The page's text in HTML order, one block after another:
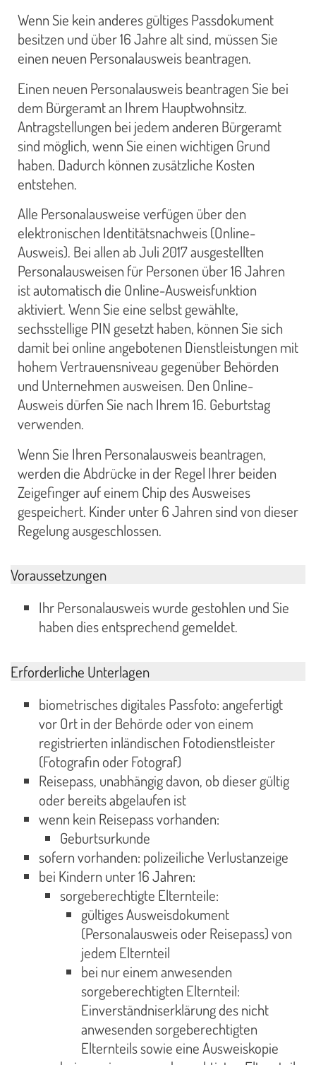
Wenn Sie kein anderes gültiges Passdokument
besitzen und über 16 Jahre alt sind, müssen Sie
einen neuen Personalausweis beantragen.
Einen neuen Personalausweis beantragen Sie bei
dem Bürgeramt an Ihrem Hauptwohnsitz.
Antragstellungen bei jedem anderen Bürgeramt
sind möglich, wenn Sie einen wichtigen Grund
haben. Dadurch können zusätzliche Kosten
entstehen.
Alle Personalausweise verfügen über den
elektronischen Identitätsnachweis (Online-
Ausweis). Bei allen ab Juli 2017 ausgestellten
Personalausweisen für Personen über 16 Jahren
ist automatisch die Online-Ausweisfunktion
aktiviert. Wenn Sie eine selbst gewählte,
sechsstellige PIN gesetzt haben, können Sie sich
damit bei online angebotenen Dienstleistungen mit
hohem Vertrauensniveau gegenüber Behörden
und Unternehmen ausweisen. Den Online-
Ausweis dürfen Sie nach Ihrem 16. Geburtstag
verwenden.
Wenn Sie Ihren Personalausweis beantragen,
werden die Abdrücke in der Regel Ihrer beiden
Zeigefinger auf einem Chip des Ausweises
gespeichert. Kinder unter 6 Jahren sind von dieser
Regelung ausgeschlossen.
Voraussetzungen
Ihr Personalausweis wurde gestohlen und Sie
haben dies entsprechend gemeldet.
Erforderliche Unterlagen
biometrisches digitales Passfoto: angefertigt
vor Ort in der Behörde oder von einem
registrierten inländischen Fotodienstleister
(Fotografin oder Fotograf)
Reisepass, unabhängig davon, ob dieser gültig
oder bereits abgelaufen ist
wenn kein Reisepass vorhanden:
Geburtsurkunde
sofern vorhanden: polizeiliche Verlustanzeige
bei Kindern unter 16 Jahren:
sorgeberechtigte Elternteile:
gültiges Ausweisdokument
(Personalausweis oder Reisepass) von
jedem Elternteil
bei nur einem anwesenden
sorgeberechtigten Elternteil:
Einverständniserklärung des nicht
anwesenden sorgeberechtigten
Elternteils sowie eine Ausweiskopie